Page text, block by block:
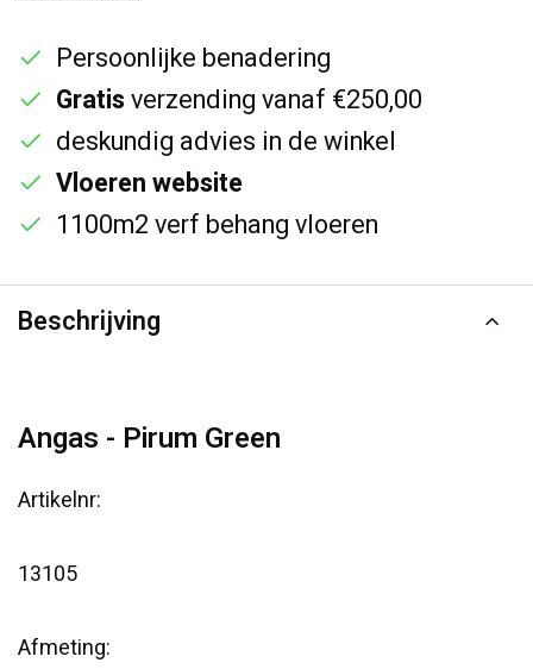
Persoonlijke benadering
Gratisverzending vanaf €250,00
deskundig advies in de winkel
Vloeren website
1100m2 verf behang vloeren
Beschrijving
Angas - Pirum Green
Artikelnr:
13105
Afmeting: